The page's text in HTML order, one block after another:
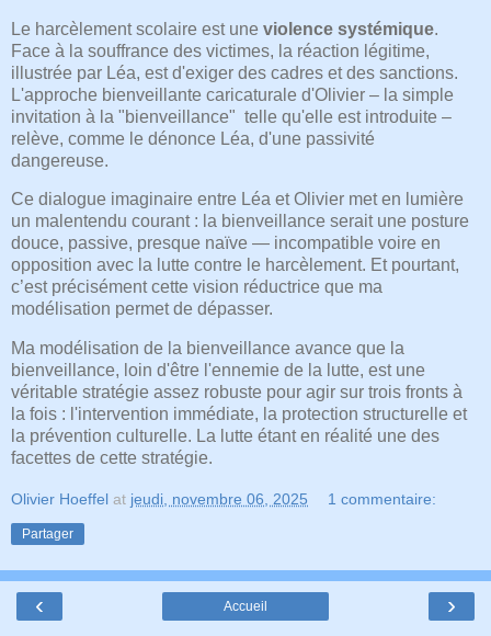
Le harcèlement scolaire est une violence systémique.
Face à la souffrance des victimes, la réaction légitime,
illustrée par Léa, est d'exiger des cadres et des sanctions.
L'approche bienveillante caricaturale d'Olivier – la simple
invitation à la "bienveillance" telle qu'elle est introduite –
relève, comme le dénonce Léa, d'une passivité
dangereuse.
Ce dialogue imaginaire entre Léa et Olivier met en lumière
un malentendu courant : la bienveillance serait une posture
douce, passive, presque naïve — incompatible voire en
opposition avec la lutte contre le harcèlement. Et pourtant,
c’est précisément cette vision réductrice que ma
modélisation permet de dépasser.
Ma modélisation de la bienveillance avance que la
bienveillance, loin d'être l'ennemie de la lutte, est une
véritable stratégie assez robuste pour agir sur trois fronts à
la fois : l'intervention immédiate, la protection structurelle et
la prévention culturelle. La lutte étant en réalité une des
facettes de cette stratégie.
Olivier Hoeffel at jeudi, novembre 06, 2025 1 commentaire:
Partager
‹ ›
Accueil